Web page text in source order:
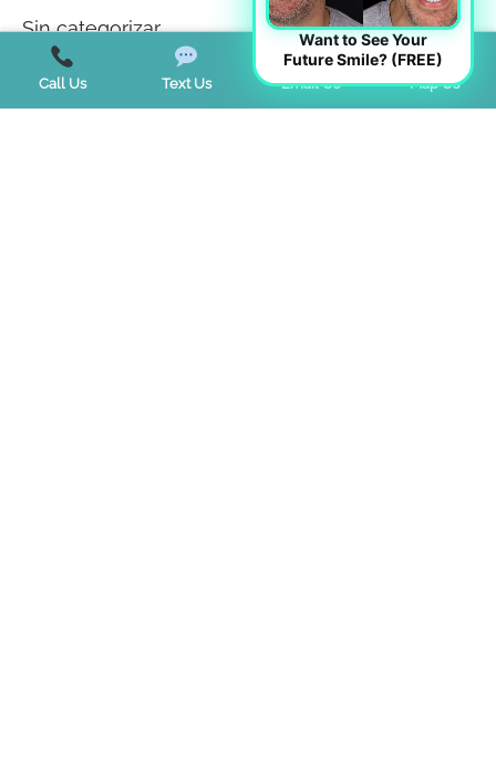
Sin categorizar
Teeth Whitening
Tendencias
Call Us Text Us Email Us Map Us
Want to See Your
Future Smile? (FREE)